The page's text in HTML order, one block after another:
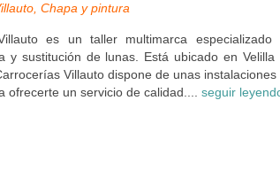
Chapa y pintura
es un taller multimarca especializado
y sustitución de lunas. Está ubicado en Velilla
Villauto dispone de unas instalaciones
ofrecerte un servicio de calidad.... seguir